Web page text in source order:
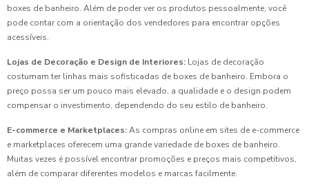
boxes de banheiro. Além de poder ver os produtos pessoalmente, você
pode contar com a orientação dos vendedores para encontrar opções
acessíveis.
Lojas de Decoração e Design de Interiores: Lojas de decoração
costumam ter linhas mais sofisticadas de boxes de banheiro. Embora o
preço possa ser um pouco mais elevado, a qualidade e o design podem
compensar o investimento, dependendo do seu estilo de banheiro.
E-commerce e Marketplaces:As compras online em sites de e-commerce
e marketplaces oferecem uma grande variedade de boxes de banheiro.
Muitas vezes é possível encontrar promoções e preços mais competitivos,
além de comparar diferentes modelos e marcas facilmente.